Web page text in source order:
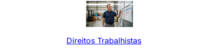
Direitos Trabalhistas